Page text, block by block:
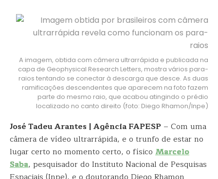
A imagem, obtida com câmera ultrarrápida e publicada na
capa de Geophysical Research Letters, mostra vários para-
raios tentando se conectar à descarga que desce. As duas
ramificações descendentes que aparecem na foto fazem
parte do mesmo raio, que acabou atingindo o prédio
localizado no canto direito (foto: Diego Rhamon/Inpe)
José Tadeu Arantes | Agência FAPESP – Com uma
câmera de vídeo ultrarrápida, e o trunfo de estar no
lugar certo no momento certo, o físico Marcelo
Saba, pesquisador do Instituto Nacional de Pesquisas